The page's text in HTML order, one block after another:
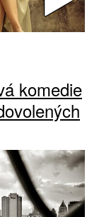
komedie